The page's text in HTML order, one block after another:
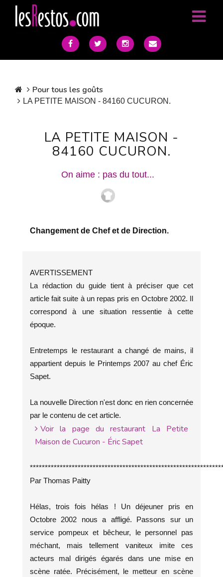
Pour tous les goûts
LA PETITE MAISON - 84160 CUCURON.
LA PETITE MAISON -
84160 CUCURON.
On aime : pas du tout...
Changement de Chef et de Direction.
AVERTISSEMENT
La rédaction du guide tient à préciser que cet
article fait suite à un repas pris en Octobre 2002. Il
correspond à une situation ressentie à cette
époque.
Entretemps le restaurant a changé de mains, il
appartient depuis le Printemps 2007 au chef Éric
Sapet.
La nouvelle Direction n'est donc en rien concernée
par le contenu de cet article.
Voir la page du restaurant La Petite
Maison de Cucuron - Éric Sapet
Par Thomas Paitty
Hélas, trois fois hélas ! Un déjeuner pris en
Octobre 2002 nous a affligé. Passons sur un
service pompeux et bêcheur, le personnel pas
méchant, mais tellement vaniteux imite ces
acteurs mal dirigés égarés dans une mise en
scène ratée. Précisément, le metteur en scène